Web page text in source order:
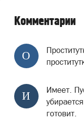
Комментарии
О
И
Имеет.
готовит.